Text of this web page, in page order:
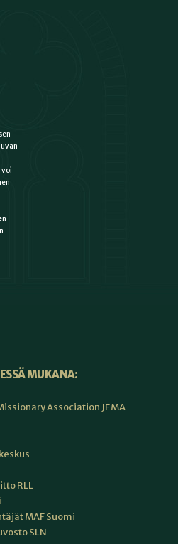
MUKANA:
Association JEMA
RLL
MAF Suomi
SLN